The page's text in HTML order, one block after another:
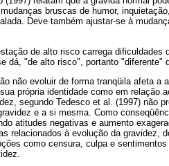
bruscas de humor,
Deve também ajustar-se à
de alto risco carrega dificuldades
dá, "de alto risco", portanto "diferente"
não evoluir de forma tranqüila afeta a
própria identidade como em relação
segundo Tedesco et al. (1997) não
e a si mesma. Como
atitudes negativas e aumento
relacionados à evolução da gravidez,
como censura, culpa e